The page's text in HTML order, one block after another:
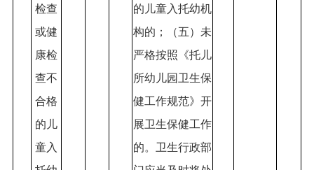
检查
或健
康检
查不
合格
的儿
童入
的儿童入托幼机
构的；（五）未
严格按照《托儿
所幼儿园卫生保
健工作规范》开
展卫生保健工作
的。卫生行政部